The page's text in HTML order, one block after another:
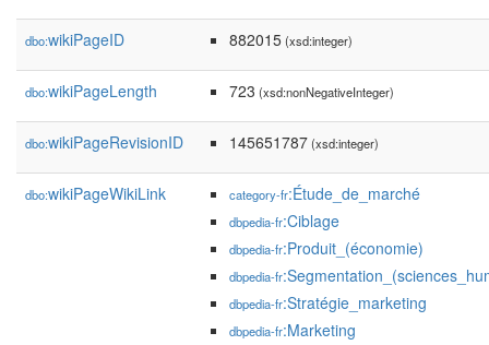
dbo:wikiPageID 882015(xsd:integer)
dbo:wikiPageLength 723 (xsd:nonNegativeInteger)
dbo:wikiPageRevisionID 145651787(xsd:integer)
dbo:wikiPageWikiLink category-fr:Étude_de_marché
dbpedia-fr:Ciblage
dbpedia-fr:Produit_(économie)
dbpedia-fr
dbpedia-fr:Stratégie_marketing
dbpedia-fr:Marketing